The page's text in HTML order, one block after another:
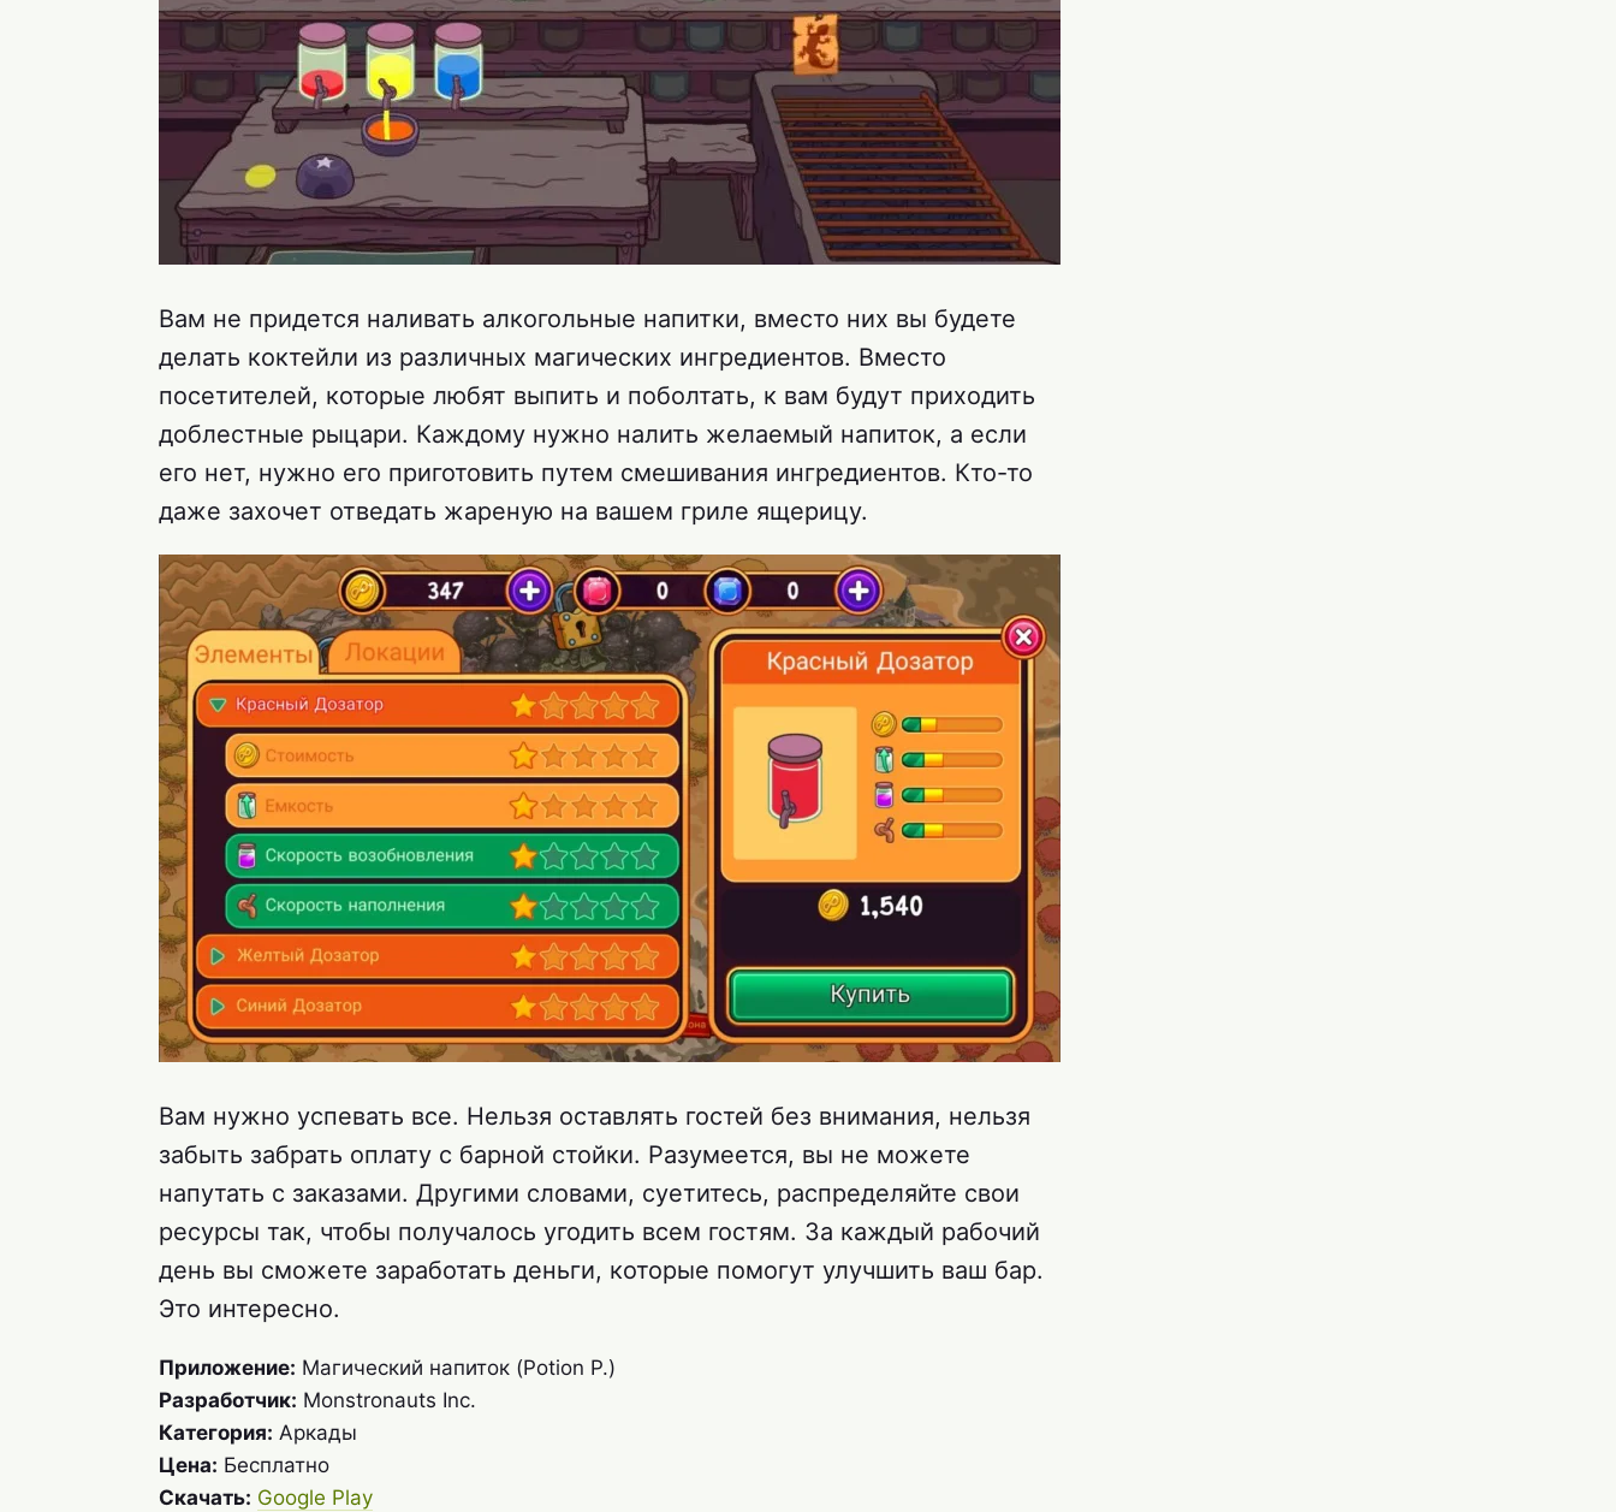
Вам не придется наливать алкогольные напитки, вместо них вы будете
делать коктейли из различных магических ингредиентов. Вместо
посетителей, которые любят выпить и поболтать, к вам будут приходить
доблестные рыцари. Каждому нужно налить желаемый напиток, а если
его нет, нужно его приготовить путем смешивания ингредиентов. Кто-то
даже захочет отведать жареную на вашем гриле ящерицу.
Вам нужно успевать все. Нельзя оставлять гостей без внимания, нельзя
забыть забрать оплату с барной стойки. Разумеется, вы не можете
напутать с заказами. Другими словами, суетитесь, распределяйте свои
ресурсы так, чтобы получалось угодить всем гостям. За каждый рабочий
день вы сможете заработать деньги, которые помогут улучшить ваш бар.
Это интересно.
Приложение: Магический напиток (Potion P.)
Разработчик: Monstronauts Inc.
Категория: Аркады
Цена: Бесплатно
Скачать: Google Play